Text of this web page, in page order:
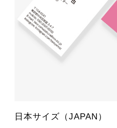
日本サイズ（JAPAN）